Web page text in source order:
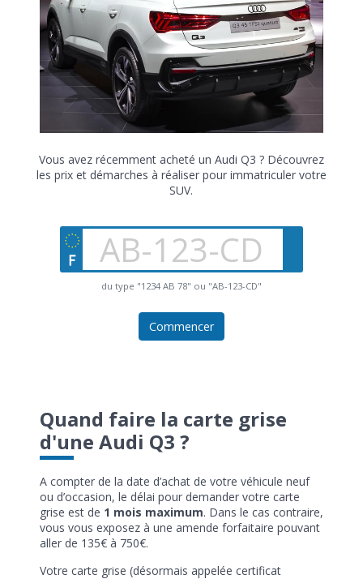
Vous avez récemment acheté un Audi Q3 ? Découvrez
les prix et démarches à réaliser pour immatriculer votre
SUV.
du type "1234 AB 78" ou "AB-123-CD"
Commencer
Quand faire la carte grise
d'une Audi Q3 ?
A compter de la date d’achat de votre véhicule neuf
ou d’occasion, le délai pour demander votre carte
grise est de 1 mois maximum. Dans le cas contraire,
vous vous exposez à une amende forfaitaire pouvant
aller de 135€ à 750€.
Votre carte grise (désormais appelée certificat